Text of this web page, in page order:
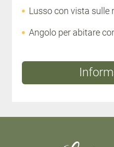
Lusso con vista sulle
Angolo per abitare